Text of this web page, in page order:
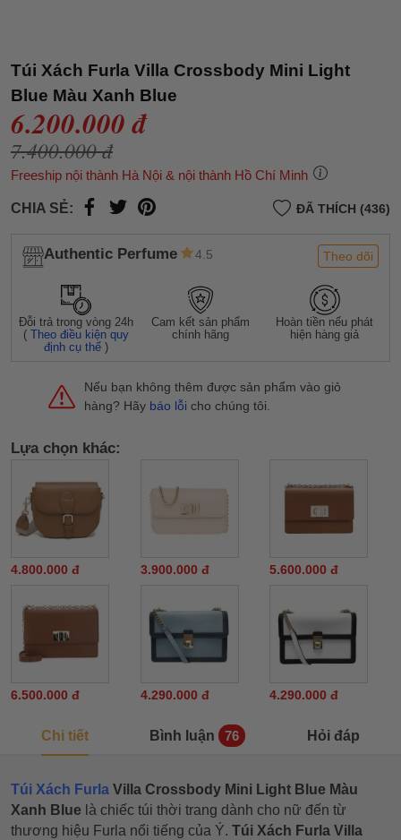
Túi Xách Furla Villa Crossbody Mini Light
Blue Màu Xanh Blue
6.200.000 đ
7.400.000 đ
Freeship nội thành Hà Nội & nội thành Hồ Chí Minh
CHIA SẺ: ĐÃ THÍCH (436)
Authentic Perfume 4.5 Theo dõi
Đỗi trả trong vòng 24h
(Theo điều kiện quy
định cụ thể )
Cam kết sản phẩm
chính hãng
Hoàn tiền nếu phát
hiện hàng giả
Nếu bạn không thêm được sản phẩm vào giỏ
hàng? Hãy báo lỗi cho chúng tôi.
Lựa chọn khác:
4.800.000 đ 3.900.000 đ 5.600.000 đ
6.500.000 đ 4.290.000 đ 4.290.000 đ
Chi tiết Bình luận 76 Hỏi đáp
Túi Xách Furla Villa Crossbody Mini Light Blue Màu
Xanh Blue là chiếc túi thời trang dành cho nữ đến từ
thương hiệu Furla nổi tiếng của Ý. Túi Xách Furla Villa